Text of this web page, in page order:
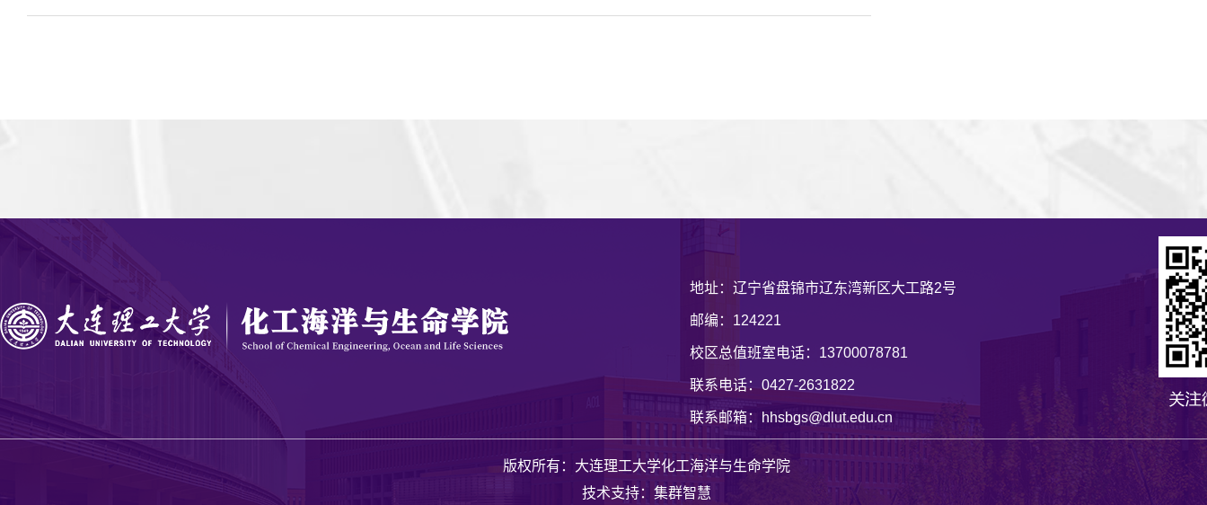
地址：辽宁省盘锦市辽东湾新区大工路2号
邮编：124221
校区总值班室电话：13700078781
联系电话：0427-2631822
联系邮箱：hhsbgs@dlut.edu.cn
版权所有：大连理工大学化工海洋与生命学院
技术支持：集群智慧